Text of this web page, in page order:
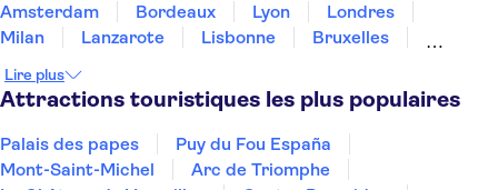
Amsterdam
Bordeaux Lyon
Londres
Milan
Lanzarote Lisbonne
Bruxelles
Dubai
Copenhague Minorque Montpellier
Lire plus
Attractions touristiques les plus populaires
Palais des papes
Puy du Fou España
Mont-Saint-Michel
Arc de Triomphe